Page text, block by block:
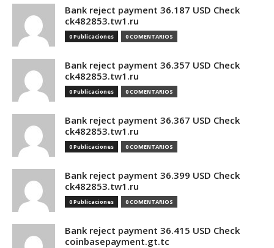
Bank reject payment 36.187 USD Check
ck482853.tw1.ru
0 Publicaciones 0 COMENTARIOS
Bank reject payment 36.357 USD Check
ck482853.tw1.ru
0 Publicaciones 0 COMENTARIOS
Bank reject payment 36.367 USD Check
ck482853.tw1.ru
0 Publicaciones 0 COMENTARIOS
Bank reject payment 36.399 USD Check
ck482853.tw1.ru
0 Publicaciones 0 COMENTARIOS
Bank reject payment 36.415 USD Check
coinbasepayment.gt.tc